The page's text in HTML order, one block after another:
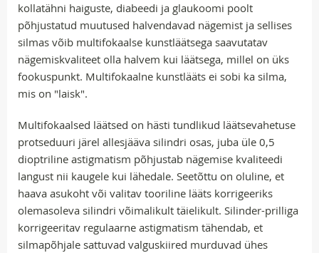
kollatähni haiguste, diabeedi ja glaukoomi poolt
põhjustatud muutused halvendavad nägemist ja sellises
silmas võib multifokaalse kunstläätsega saavutatav
nägemiskvaliteet olla halvem kui läätsega, millel on üks
fookuspunkt. Multifokaalne kunstlääts ei sobi ka silma,
mis on "laisk".
Multifokaalsed läätsed on hästi tundlikud läätsevahetuse
protseduuri järel allesjääva silindri osas, juba üle 0,5
dioptriline astigmatism põhjustab nägemise kvaliteedi
langust nii kaugele kui lähedale. Seetõttu on oluline, et
haava asukoht või valitav tooriline lääts korrigeeriks
olemasoleva silindri võimalikult täielikult. Silinder-prilliga
korrigeeritav regulaarne astigmatism tähendab, et
silmapõhjale sattuvad valguskiired murduvad ühes